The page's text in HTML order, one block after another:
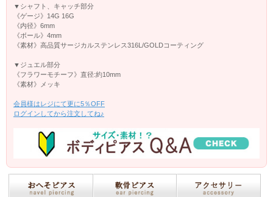
▼シャフト、キャッチ部分
《ゲージ》14G 16G
《内径》6mm
《ボール》4mm
《素材》高品質サージカルステンレス316L/GOLDコーティング
▼ジュエル部分
《フラワーモチーフ》直径:約10mm
《素材》メッキ
会員様はレジにて更に5％OFF
ログインしてから注文してね♪